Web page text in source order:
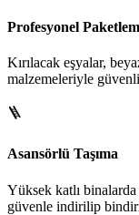
Profesyonel
Kırılacak eşyalar,
malzemeleriyle
🪜
Asansörlü Taşıma
Yüksek katlı binalarda
güvenle indirilip